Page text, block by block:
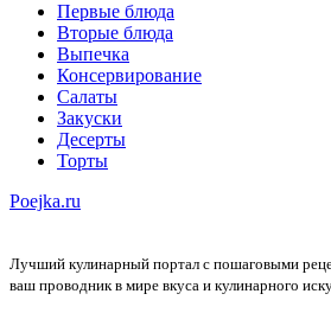
Первые блюда
Вторые блюда
Выпечка
Консервирование
Салаты
Закуски
Десерты
Торты
Poejka.ru
Лучший кулинарный портал с пошаговыми
ваш проводник в мире вкуса и кулинарного